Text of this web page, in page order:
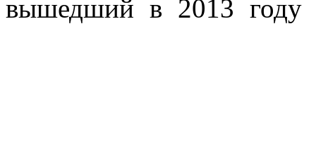
вышедший в 2013 году